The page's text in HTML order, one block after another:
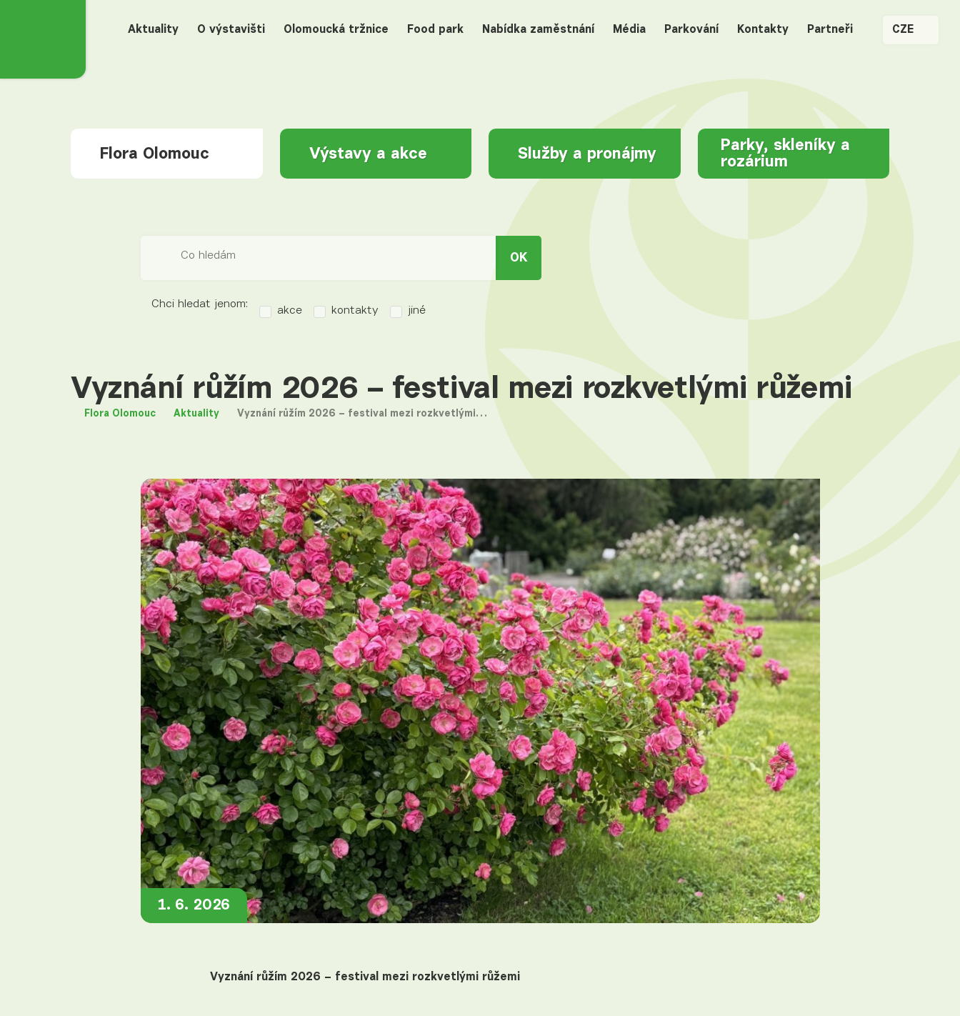
Aktuality O výstavišti Olomoucká tržnice Food park Nabídka zaměstnání Média Parkování Kontakty Partneři CZE
Flora Olomouc Výstavy a akce Služby a pronájmy
Parky, skleníky a
rozárium
Co hledám OK
Chci hledat jenom:
akce kontakty jiné
Vyznání růžím 2026 – festival mezi rozkvetlými růžemi
Flora Olomouc Aktuality Vyznání růžím 2026 – festival mezi rozkvetlými…
1. 6. 2026
Vyznání růžím 2026 – festival mezi rozkvetlými růžemi